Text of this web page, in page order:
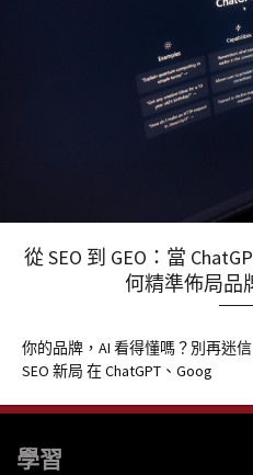
從 SEO 到 GEO：當
何精準佈局品
你的品牌，AI 看得懂嗎？別再迷
SEO 新局 在 ChatGPT、Goog
學習